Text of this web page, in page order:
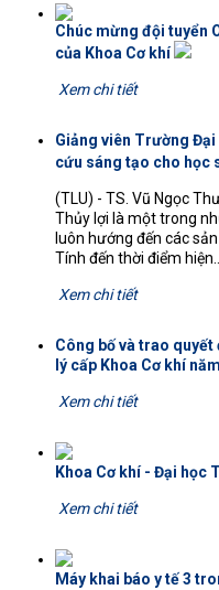
Chúc mừng đội tuyển
của Khoa Cơ khí
Xem chi tiết
Giảng viên Trường
cứu sáng tạo cho học
(TLU) - TS. Vũ Ngọc
Thủy lợi là một trong
luôn hướng đến các
Tính đến thời điểm hiện...
Xem chi tiết
Công bố và trao
lý cấp Khoa Cơ khí
Xem chi tiết
Khoa Cơ khí - Đại học
Xem chi tiết
Máy khai báo y tế 3